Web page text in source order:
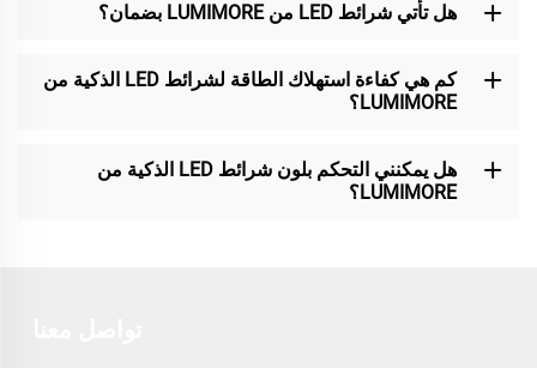
هل تأتي شرائط LED من LUMIMORE بضمان؟
كم هي كفاءة استهلاك الطاقة لشرائط LED الذكية من
LUMIMORE؟
هل يمكنني التحكم بلون شرائط LED الذكية من
LUMIMORE؟